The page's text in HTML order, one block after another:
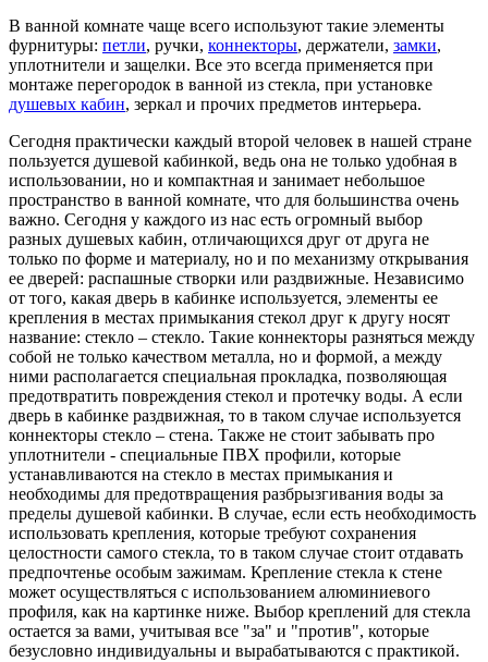
В ванной комнате чаще всего используют такие элементы
фурнитуры: петли, ручки, коннекторы, держатели, замки,
уплотнители и защелки. Все это всегда применяется при
монтаже перегородок в ванной из стекла, при установке
душевых кабин, зеркал и прочих предметов интерьера.
Сегодня практически каждый второй человек в нашей стране
пользуется душевой кабинкой, ведь она не только удобная в
использовании, но и компактная и занимает небольшое
пространство в ванной комнате, что для большинства очень
важно. Сегодня у каждого из нас есть огромный выбор
разных душевых кабин, отличающихся друг от друга не
только по форме и материалу, но и по механизму открывания
ее дверей: распашные створки или раздвижные. Независимо
от того, какая дверь в кабинке используется, элементы ее
крепления в местах примыкания стекол друг к другу носят
название: стекло – стекло. Такие коннекторы разняться между
собой не только качеством металла, но и формой, а между
ними располагается специальная прокладка, позволяющая
предотвратить повреждения стекол и протечку воды. А если
дверь в кабинке раздвижная, то в таком случае используется
коннекторы стекло – стена. Также не стоит забывать про
уплотнители - специальные ПВХ профили, которые
устанавливаются на стекло в местах примыкания и
необходимы для предотвращения разбрызгивания воды за
пределы душевой кабинки. В случае, если есть необходимость
использовать крепления, которые требуют сохранения
целостности самого стекла, то в таком случае стоит отдавать
предпочтенье особым зажимам. Крепление стекла к стене
может осуществляться с использованием алюминиевого
профиля, как на картинке ниже. Выбор креплений для стекла
остается за вами, учитывая все "за" и "против", которые
безусловно индивидуальны и вырабатываются с практикой.